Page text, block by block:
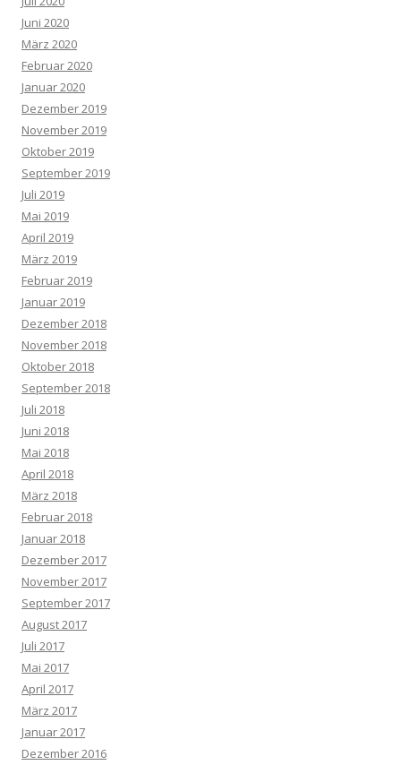
Juni 2020
März 2020
Februar 2020
Januar 2020
Dezember 2019
November 2019
Oktober 2019
September 2019
Juli 2019
Mai 2019
April 2019
März 2019
Februar 2019
Januar 2019
Dezember 2018
November 2018
Oktober 2018
September 2018
Juli 2018
Juni 2018
Mai 2018
April 2018
März 2018
Februar 2018
Januar 2018
Dezember 2017
November 2017
September 2017
August 2017
Juli 2017
Mai 2017
April 2017
März 2017
Januar 2017
Dezember 2016